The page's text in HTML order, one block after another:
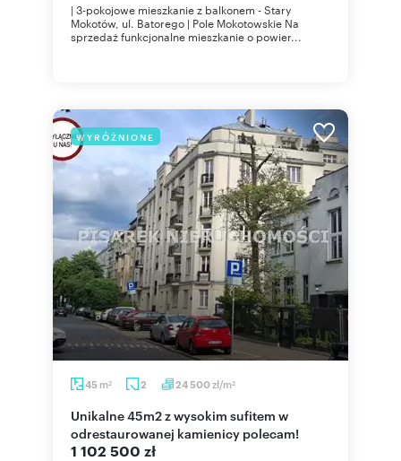
| 3-pokojowe mieszkanie z balkonem - Stary
Mokotów, ul. Batorego | Pole Mokotowskie Na
sprzedaż funkcjonalne mieszkanie o powier...
WYRÓŻNIONE
45 m2 2 24 500zł/m2
Unikalne 45m2 z wysokim sufitem w
odrestaurowanej kamienicy polecam!
1 102 500 zł